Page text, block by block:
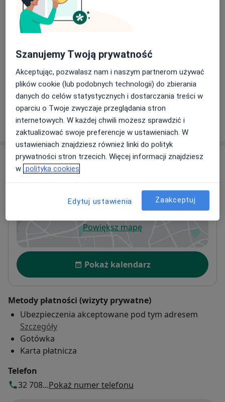
USG doppler
190 zł Szczegóły
USG jamy brzusznej
350 zł Szczegóły
+ 2 usługi
W jaki sposób ustalane są ceny?
Adres
Cegielniana 14, 44-200 Rybnik
Powiększ mapęotwiera się w nowej karcie
Dostępność
Pokaż kalendarz
Metody płatności (wizyty prywatne)
Ubezpieczenia akceptowane pod tym adresem
Szczegóły
Gotówka
Karta płatnicza
Telefon
32 708...Pokaż numer telefonu
Szanujemy Twoją prywatność
Akceptując, pozwalasz nam i naszym partnerom używać
plików cookie (lub podobnych technologii) do zbierania
danych do celów statystycznych i dostarczania treści w
oparciu o Twoje zwyczaje przeglądania stron
internetowych. W każdej chwili możesz sprawdzić i
zaktualizować swoje preferencje w ustawieniach. W
ustawieniach znajdziesz również linki do polityk
prywatności stron trzecich. Więcej informacji znajdziesz
w polityka cookies
Edytuj ustawienia Zaakceptuj